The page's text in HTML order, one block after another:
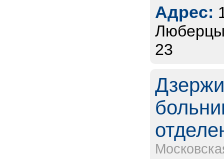
Адрес:
23